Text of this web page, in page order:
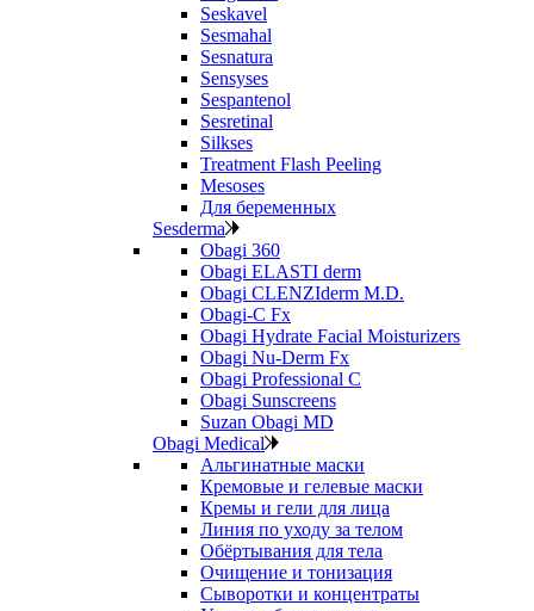
Seskavel
Sesmahal
Sesnatura
Sensyses
Sespantenol
Sesretinal
Silkses
Treatment Flash Peeling
Mesoses
Для беременных
Sesderma
Obagi 360
Obagi ELASTI derm
Obagi CLENZIderm M.D.
Obagi-C Fx
Obagi Hydrate Facial Moisturizers
Obagi Nu-Derm Fx
Obagi Professional C
Obagi Sunscreens
Suzan Obagi MD
Obagi Medical
Альгинатные маски
Кремовые и гелевые маски
Кремы и гели для лица
Линия по уходу за телом
Обёртывания для тела
Очищение и тонизация
Сыворотки и концентраты